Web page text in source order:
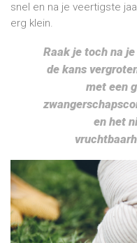
snel en na je veertigste
erg klein.
Raak je toch na
de kans
met een
en het